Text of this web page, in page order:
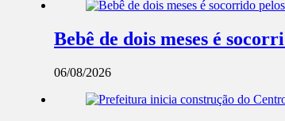
Bebê de dois meses é
06/08/2026